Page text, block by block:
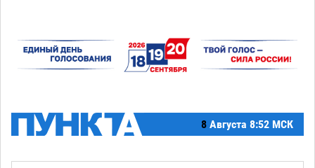
8 Августа 8:52 МСК